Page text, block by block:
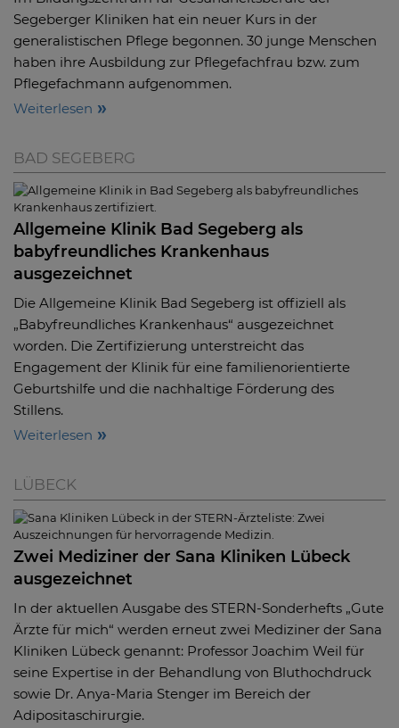
Segeberger Kliniken hat ein neuer Kurs in der
generalistischen Pflege begonnen. 30 junge Menschen
haben ihre Ausbildung zur Pflegefachfrau bzw. zum
Pflegefachmann aufgenommen.
Weiterlesen
BAD SEGEBERG
Allgemeine Klinik Bad Segeberg als
babyfreundliches Krankenhaus
ausgezeichnet
Die Allgemeine Klinik Bad Segeberg ist offiziell als
„Babyfreundliches Krankenhaus“ ausgezeichnet
worden. Die Zertifizierung unterstreicht das
Engagement der Klinik für eine familienorientierte
Geburtshilfe und die nachhaltige Förderung des
Stillens.
Weiterlesen
LÜBECK
Zwei Mediziner der Sana Kliniken Lübeck
ausgezeichnet
In der aktuellen Ausgabe des STERN-Sonderhefts „Gute
Ärzte für mich“ werden erneut zwei Mediziner der Sana
Kliniken Lübeck genannt: Professor Joachim Weil für
seine Expertise in der Behandlung von Bluthochdruck
sowie Dr. Anya-Maria Stenger im Bereich der
Adipositaschirurgie.